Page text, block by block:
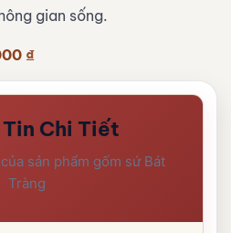
gian sống.
₫Khoảng
từ
2.100.000 ₫
4.250.000 ₫
Chi Tiết
sản phẩm gốm sứ Bát
Tràng